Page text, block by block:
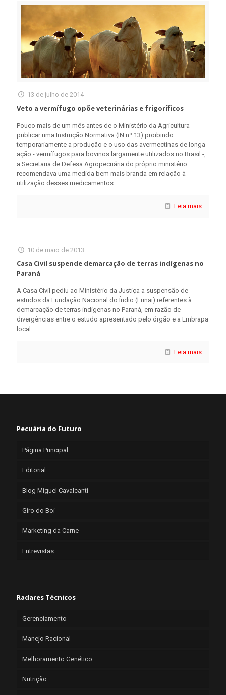
13 de julho de 2014
Veto a vermífugo opõe veterinárias e frigoríficos
Pouco mais de um mês antes de o Ministério da Agricultura
publicar uma Instrução Normativa (IN nº 13) proibindo
temporariamente a produção e o uso das avermectinas de longa
ação - vermífugos para bovinos largamente utilizados no Brasil -,
a Secretaria de Defesa Agropecuária do próprio ministério
recomendava uma medida bem mais branda em relação à
utilização desses medicamentos.
Leia mais
10 de maio de 2013
Casa Civil suspende demarcação de terras indígenas no
Paraná
A Casa Civil pediu ao Ministério da Justiça a suspensão de
estudos da Fundação Nacional do Índio (Funai) referentes à
demarcação de terras indígenas no Paraná, em razão de
divergências entre o estudo apresentado pelo órgão e a Embrapa
local.
Leia mais
Pecuária do Futuro
Página Principal
Editorial
Blog Miguel Cavalcanti
Giro do Boi
Marketing da Carne
Entrevistas
Radares Técnicos
Gerenciamento
Manejo Racional
Melhoramento Genético
Nutrição